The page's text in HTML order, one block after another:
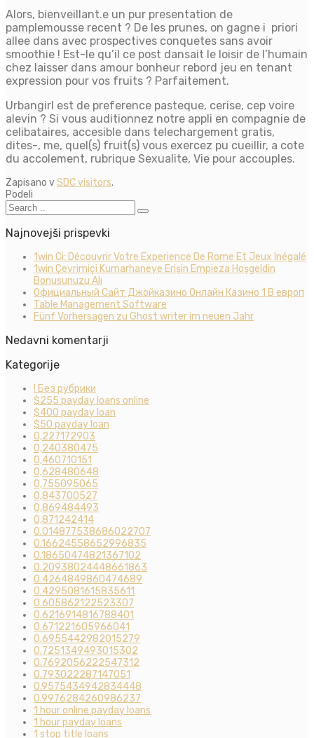
Alors, bienveillant.e un pur presentation de
pamplemousse recent ? De les prunes, on gagne i priori
allee dans avec prospectives conquetes sans avoir
smoothie ! Est-le qu’il ce post dansait le loisir de l’humain
chez laisser dans amour bonheur rebord jeu en tenant
expression pour vos fruits ? Parfaitement.
Urbangirl est de preference pasteque, cerise, cep voire
alevin ? Si vous auditionnez notre appli en compagnie de
celibataires, accesible dans telechargement gratis,
dites-, me, quel(s) fruit(s) vous exercez pu cueillir, a cote
du accolement, rubrique Sexualite, Vie pour accouples.
Zapisano vSDC visitors.
Podeli
Najnovejši prispevki
1win Ci: Découvrir Votre Experience De Rome Et Jeux Inégalé
1win Çevrimiçi Kumarhaneye Erişin Empieza Hoşgeldin
Bonusunuzu Alı
Официальный Сайт Джойказино Онлайн Казино 1 В европ
Table Management Software
Fünf Vorhersagen zu Ghost writer im neuen Jahr
Nedavni komentarji
Kategorije
! Без рубрики
$255 payday loans online
$400 payday loan
$50 payday loan
0,227172903
0,240380475
0,460710151
0,628480648
0,755095065
0,843700527
0,869484493
0,871242414
0.014877538686022707
0.16624558652996835
0.18650474821367102
0.20938024448661863
0.4264849860474689
0.4295081615835611
0.605862122523307
0.6216914816788401
0.671221605966041
0.6955442982015279
0.7251349493015302
0.7692056222547312
0.793022287147051
0.9575434942834448
0.9976284260986237
1 hour online payday loans
1 hour payday loans
1 stop title loans